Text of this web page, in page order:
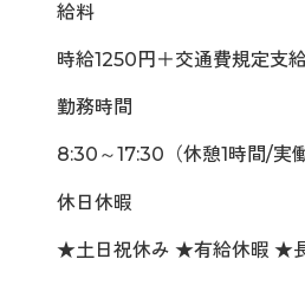
給料
時給1250円＋交通費規定支
勤務時間
8:30～17:30（休憩1時間/実
休日休暇
★土日祝休み ★有給休暇 ★